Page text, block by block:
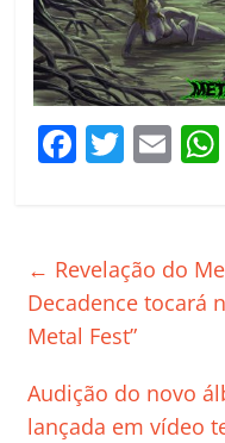
F
e
b
o
o
k
T
er
E
l
p
← Revelação do
Decadence tocará
Metal Fest”
Audição do novo
lançada em vídeo